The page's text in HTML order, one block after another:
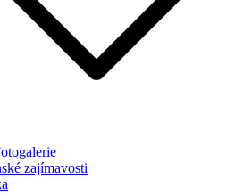
zajímavosti